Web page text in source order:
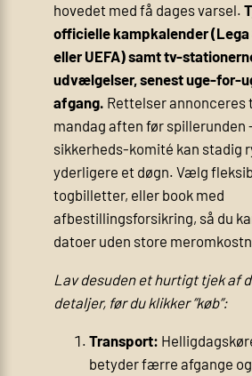
hovedet med få dages varsel.
officielle kampkalender (Lega
eller UEFA) samt tv-
udvælgelser, senest uge-for-
afgang. Rettelser annonceres
mandag aften før spillerunden
sikkerheds-komité kan stadig
yderligere et døgn. Vælg
togbilletter, eller book med
afbestillingsforsikring, så du
datoer uden store
Lav desuden et hurtigt tjek af
detaljer, før du klikker ”køb”:
Transport:
betyder færre afgange